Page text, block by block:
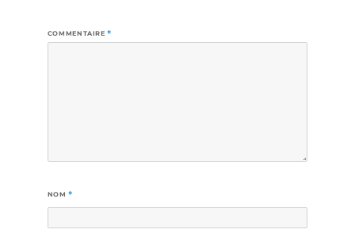
COMMENTAIRE*
NOM*